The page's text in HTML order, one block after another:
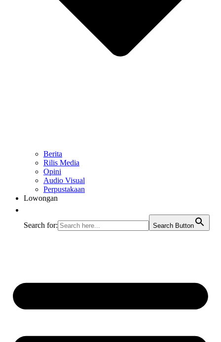
Berita
Rilis Media
Opini
Audio Visual
Perpustakaan
Lowongan
Search for: Search Button